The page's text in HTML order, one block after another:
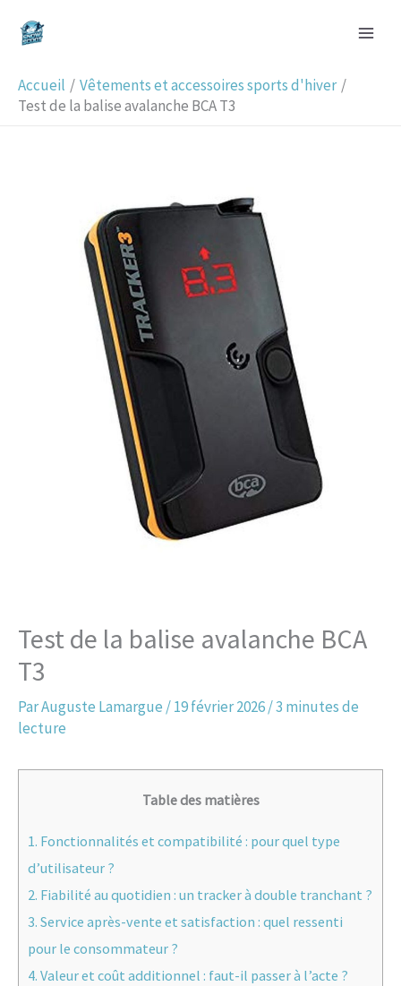
Accueil
Vêtements et accessoires sports d'hiver
Test de la balise avalanche BCA T3
Test de la balise avalanche BCA
T3
ParAuguste Lamargue /19 février 2026/3 minutes de
lecture
Table des matières
1. Fonctionnalités et compatibilité : pour quel type
d’utilisateur ?
2. Fiabilité au quotidien : un tracker à double tranchant ?
3. Service après-vente et satisfaction : quel ressenti
pour le consommateur ?
4. Valeur et coût additionnel : faut-il passer à l’acte ?
e
c
h